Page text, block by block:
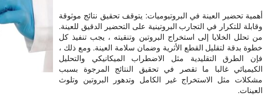
أهمية تحضير العينة في البروتيوميات: يتوقف تحقيق نتائج موثوقة
وقابلة للتكرار في التجارب البروتينية على التحضير الدقيق للعينة.
من تحلل الخلايا إلى استخراج البروتين وتنقيته ، يجب تنفيذ كل
خطوة بدقة لتقليل القطع الأثرية وضمان سلامة العينة. ومع ذلك ،
فإن الطرق التقليدية مثل الاضطراب الميكانيكي والتحليل
الكيميائي غالبا ما تقصر في تحقيق النتائج المرجوة بسبب
مشكلات مثل الاستخراج غير الكامل وتدهور البروتين وتلوث
العينات.